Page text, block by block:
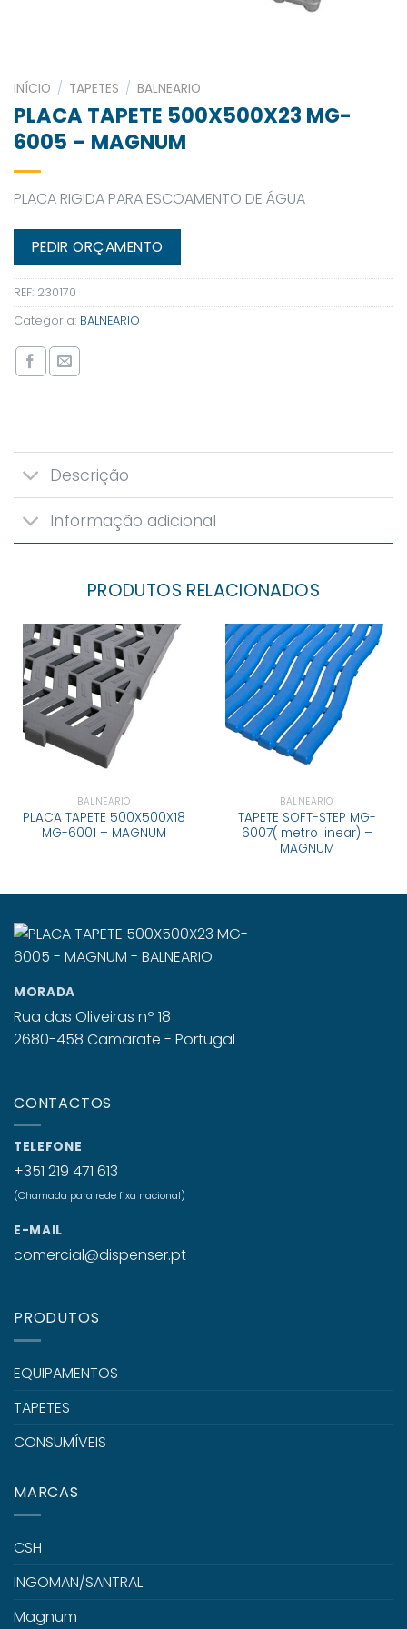
INÍCIO / TAPETES / BALNEARIO
PLACA TAPETE 500X500X23 MG-
6005 – MAGNUM
PLACA RIGIDA PARA ESCOAMENTO DE ÁGUA
PEDIR ORÇAMENTO
REF: 230170
Categoria: BALNEARIO
Descrição
Informação adicional
PRODUTOS RELACIONADOS
BALNEARIO
PLACA TAPETE 500X500X18
MG-6001 – MAGNUM
BALNEARIO
TAPETE SOFT-STEP MG-
6007( metro linear) –
MAGNUM
MORADA
Rua das Oliveiras nº 18
2680-458 Camarate - Portugal
CONTACTOS
TELEFONE
+351 219 471 613
(Chamada para rede fixa nacional)
E-MAIL
comercial@dispenser.pt
PRODUTOS
EQUIPAMENTOS
TAPETES
CONSUMÍVEIS
MARCAS
CSH
INGOMAN/SANTRAL
Magnum